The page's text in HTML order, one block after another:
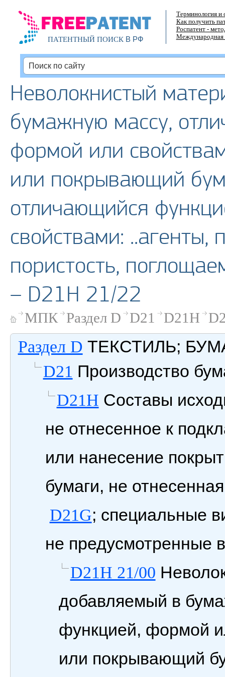
ПАТЕНТНЫЙ ПОИСКВ РФ
Терминология и
Как получить
Роспатент -
Международная
Неволокнистый
бумажную массу,
формой или
или покрывающий
отличающийся
свойствами:
пористость,
– D21H 21/22
МПК Раздел D D21 D21H
Раздел D ТЕКСТИЛЬ;
D21 Производство
D21H Составы
не отнесенное к
или нанесение
бумаги, не
D21G; специальные
не предусмотренные
D21H 21/00
добавляемый в
функцией, формой
или покрывающий